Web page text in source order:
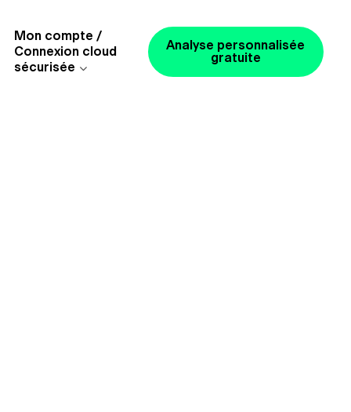
Mon compte /
Connexion cloud
sécurisée
Analyse personnalisée
gratuite